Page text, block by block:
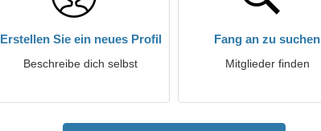
Erstellen Sie ein neues Profil
Beschreibe dich selbst
Fang an zu suchen
Mitglieder finden